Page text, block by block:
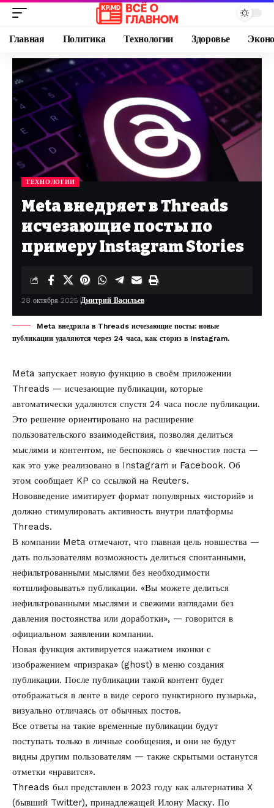
Главная Политика Технологии Здоровье
ТЕХНОЛОГИИ
Meta внедряет в Threads
исчезающие посты по
примеру Instagram Stories
28 октября 2025 Дмитрий Васильев
Meta внедрила в Threads исчезающие посты: новые
публикации удаляются через 24 часа, как сториз в Instagram.
Meta запускает новую функцию в своём приложении
Threads — исчезающие публикации, которые
автоматически удаляются спустя 24 часа после публикации.
Это решение ориентировано на расширение
пользовательского взаимодействия, позволяя делиться
мыслями и контентом, не беспокоясь о «вечности» поста —
как это уже реализовано в Instagram и Facebook. Об
этом сообщает KP со ссылкой на Reuters.
Нововведение имитирует формат популярных «историй» и
должно стимулировать активность внутри платформы
Threads.
В компании Meta отмечают, что главная цель новшества —
дать пользователям возможность делиться спонтанными,
нефильтрованными мыслями без необходимости
«отшлифовывать» публикации. «Вы можете делиться
нефильтрованными мыслями и свежими взглядами без
давления постоянства или доработки», — говорится в
официальном заявлении компании.
Новая функция активируется нажатием иконки с
изображением «призрака» (ghost) в меню создания
публикации. После публикации такой контент будет
отображаться в ленте в виде серого пунктирного пузырька,
визуально отличаясь от обычных постов.
Все ответы на такие временные публикации будут
поступать только в личные сообщения, и они не будут
видны другим пользователям — также скрытыми останутся
отметки «нравится».
Threads был представлен в 2023 году как альтернатива X
(бывший Twitter), принадлежащей Илону Маску. По